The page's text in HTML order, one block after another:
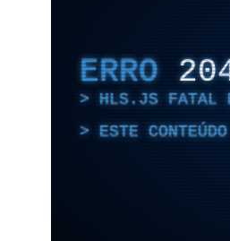
ERRO
HLS.JS FATAL
ESTE